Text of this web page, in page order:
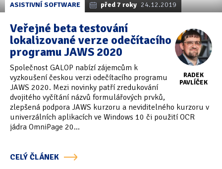
ASISTIVNÍ SOFTWARE před 7 roky 24.12.2019
RADEK
PAVLÍČEK
Veřejné beta testování
lokalizované verze odečítacího
programu JAWS 2020
Společnost GALOP nabízí zájemcům k
vyzkoušení českou verzi odečítacího programu
JAWS 2020. Mezi novinky patří zredukování
dvojitého vyčítání názvů formulářových prvků,
zlepšená podpora JAWS kurzoru a neviditelného kurzoru v
univerzálních aplikacích ve Windows 10 či použití OCR
jádra OmniPage 20...
CELÝ ČLÁNEK